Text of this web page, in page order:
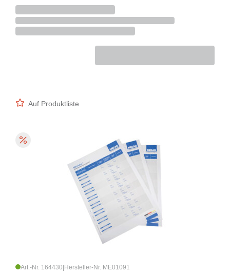
Auf Produktliste
Art.-Nr. 164430 Hersteller-Nr. ME01091